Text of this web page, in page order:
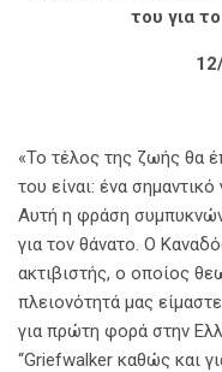
του για
«Το τέλος της ζωής θα
του είναι: ένα
Αυτή η φράση
για τον θάνατο. Ο
ακτιβιστής, ο οποίος
πλειονότητά μας
για πρώτη φορά στην
“Griefwalker καθώς και